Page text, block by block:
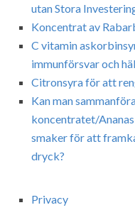
utan Stora
Koncentrat av
C vitamin
immunförsvar och
Citronsyra för att
Kan man
koncentratet/
smaker för att
dryck?
Privacy